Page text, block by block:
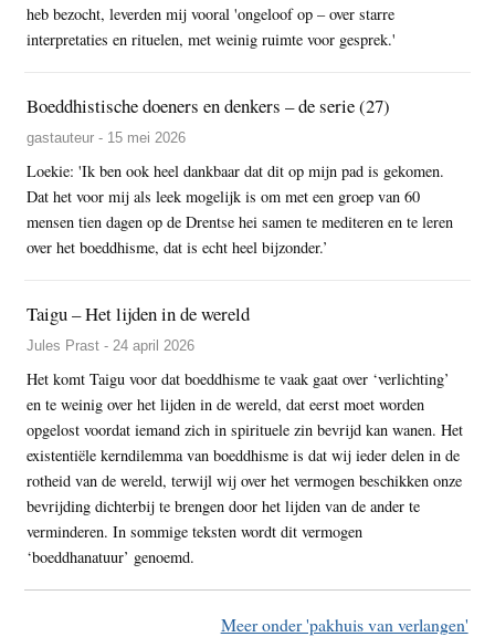
heb bezocht, leverden mij vooral 'ongeloof op – over starre
interpretaties en rituelen, met weinig ruimte voor gesprek.'
Boeddhistische doeners en denkers – de serie (27)
gastauteur - 15 mei 2026
Loekie: 'Ik ben ook heel dankbaar dat dit op mijn pad is gekomen.
Dat het voor mij als leek mogelijk is om met een groep van 60
mensen tien dagen op de Drentse hei samen te mediteren en te leren
over het boeddhisme, dat is echt heel bijzonder.’
Taigu – Het lijden in de wereld
Jules Prast - 24 april 2026
Het komt Taigu voor dat boeddhisme te vaak gaat over ‘verlichting’
en te weinig over het lijden in de wereld, dat eerst moet worden
opgelost voordat iemand zich in spirituele zin bevrijd kan wanen. Het
existentiële kerndilemma van boeddhisme is dat wij ieder delen in de
rotheid van de wereld, terwijl wij over het vermogen beschikken onze
bevrijding dichterbij te brengen door het lijden van de ander te
verminderen. In sommige teksten wordt dit vermogen
‘boeddhanatuur’ genoemd.
Meer onder 'pakhuis van verlangen'